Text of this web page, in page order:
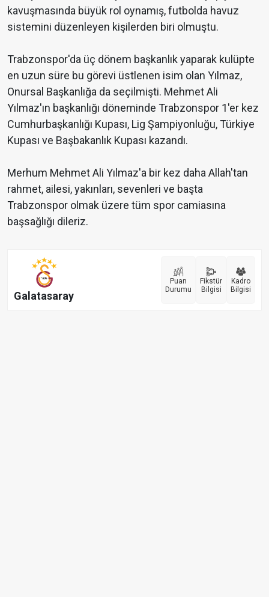
kavuşmasında büyük rol oynamış, futbolda havuz
sistemini düzenleyen kişilerden biri olmuştu.
Trabzonspor'da üç dönem başkanlık yaparak kulüpte
en uzun süre bu görevi üstlenen isim olan Yılmaz,
Onursal Başkanlığa da seçilmişti. Mehmet Ali
Yılmaz'ın başkanlığı döneminde Trabzonspor 1'er kez
Cumhurbaşkanlığı Kupası, Lig Şampiyonluğu, Türkiye
Kupası ve Başbakanlık Kupası kazandı.
Merhum Mehmet Ali Yılmaz'a bir kez daha Allah'tan
rahmet, ailesi, yakınları, sevenleri ve başta
Trabzonspor olmak üzere tüm spor camiasına
başsağlığı dileriz.
Galatasaray
Puan
Durumu
Fikstür
Bilgisi
Kadro
Bilgisi